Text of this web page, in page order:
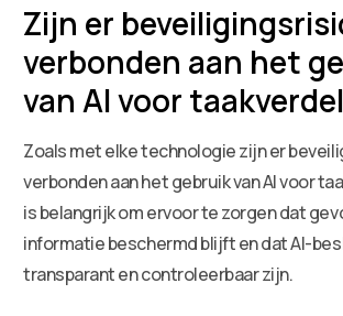
Zijn er
verbonden aan het
van AI voor
Zoals met elke technologie zijn er
verbonden aan het gebruik van AI voor
is belangrijk om ervoor te zorgen dat
informatie beschermd blijft en dat AI-
transparant en controleerbaar zijn.